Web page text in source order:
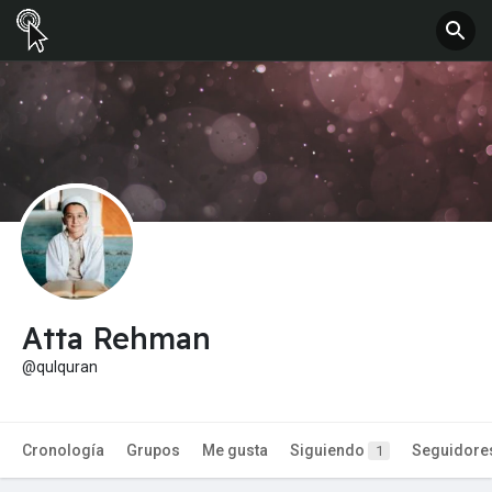
Atta Rehman
@qulquran
Cronología Grupos Me gusta Siguiendo 1